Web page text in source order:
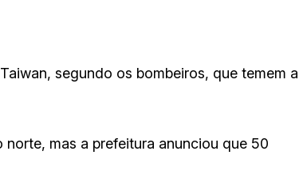
segundo os bombeiros, que temem a
mas a prefeitura anunciou que 50